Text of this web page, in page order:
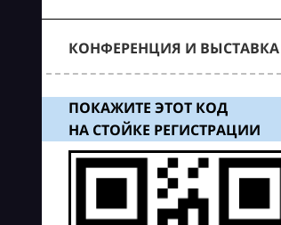
КОНФЕРЕНЦИЯ И
ПОКАЖИТЕ ЭТОТ КОД
НА СТОЙКЕ РЕГИСТРАЦИИ